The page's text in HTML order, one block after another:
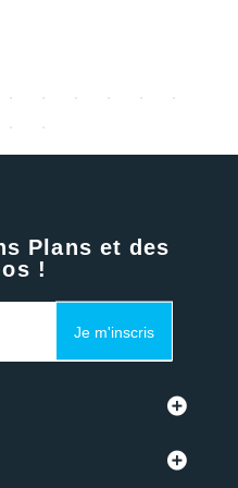
Plans et des
!
Je m'inscris